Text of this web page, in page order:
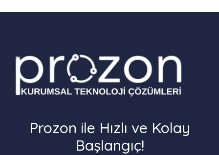
Prozon ile Hızlı ve Kolay
Başlangıç!